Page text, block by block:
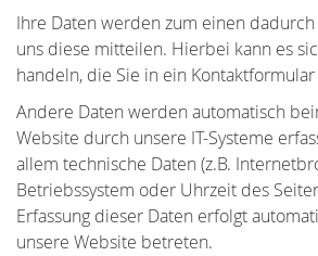
Ihre Daten werden zum einen
uns diese mitteilen. Hierbei kann es
handeln, die Sie in ein
Andere Daten werden automatisch
Website durch unsere IT-Systeme
allem technische Daten (z.B.
Betriebssystem oder Uhrzeit des
Erfassung dieser Daten erfolgt
unsere Website betreten.